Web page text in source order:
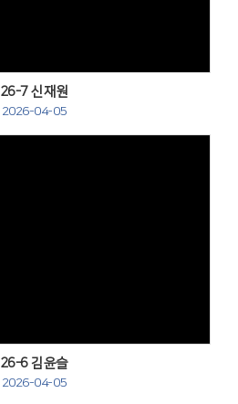
26-7 신재원
2026-04-05
26-6 김윤슬
2026-04-05